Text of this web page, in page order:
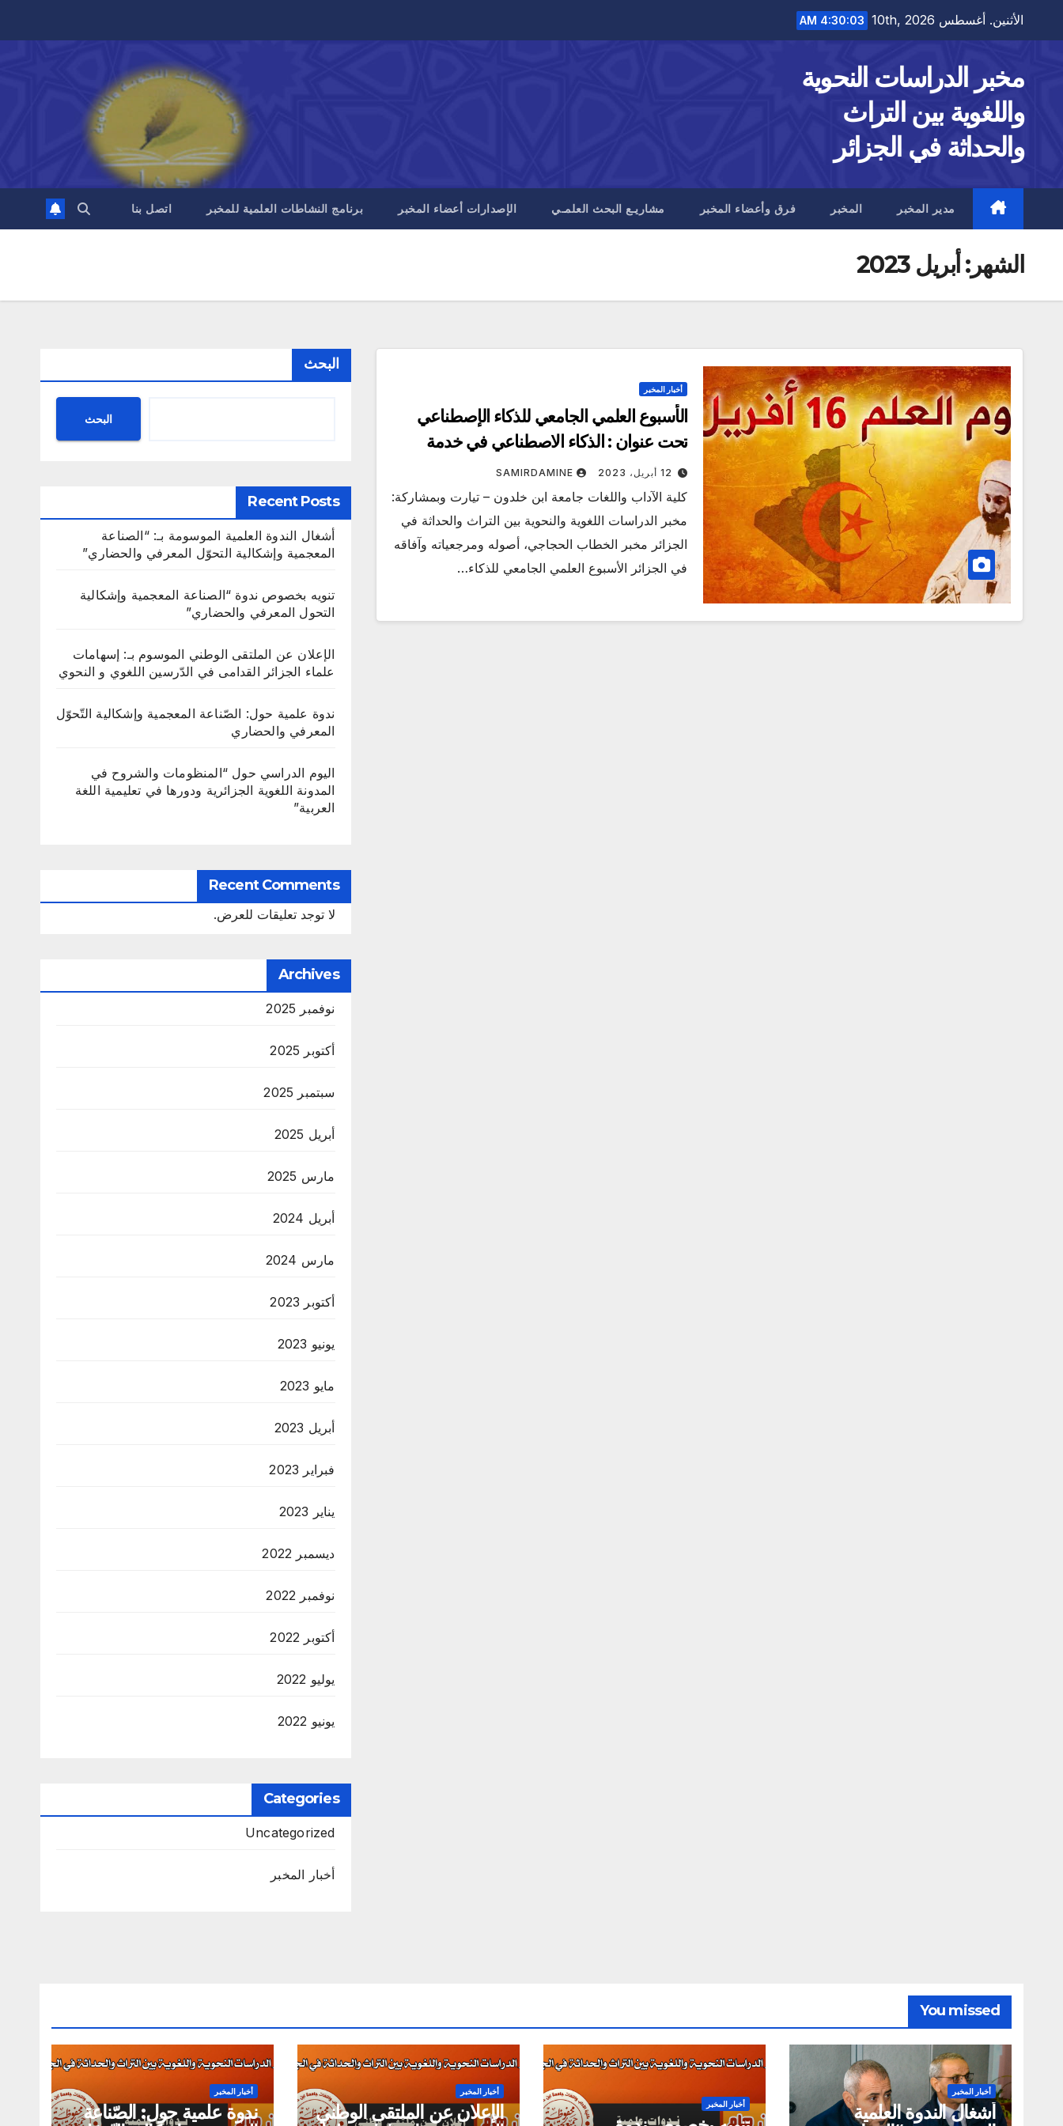
الأثنين. أغسطس 10th, 2026 4:30:04 AM
مخبر الدراسات النحوية
واللغوية بين التراث
والحداثة في الجزائر
مدير المخبر المخبر فرق وأعضاء المخبر مشاريـع البحث العلمـي الإصدارات أعضاء المخبر برنامج النشاطات العلمية للمخبر اتصل بنا
الشهر: أبريل 2023
أخبار المخبر
الأسبوع العلمي الجامعي للذكاء الإصطناعي
تحت عنوان : الذكاء الاصطناعي في خدمة
المجتمع
12 أبريل، 2023 SAMIRDAMINE
كلية الآداب واللغات جامعة ابن خلدون – تيارت وبمشاركة:
مخبر الدراسات اللغوية والنحوية بين التراث والحداثة في
الجزائر مخبر الخطاب الحجاجي، أصوله ومرجعياته وآفاقه
في الجزائر الأسبوع العلمي الجامعي للذكاء…
البحث
البحث
Recent Posts
أشغال الندوة العلمية الموسومة بـ: “الصناعة
المعجمية وإشكالية التحوّل المعرفي والحضاري”
تنويه بخصوص ندوة “الصناعة المعجمية وإشكالية
التحول المعرفي والحضاري”
الإعلان عن الملتقى الوطني الموسوم بـ: إسهامات
علماء الجزائر القدامى في الدّرسين اللغوي و النحوي
ندوة علمية حول: الصّناعة المعجمية وإشكالية التّحوّل
المعرفي والحضاري
اليوم الدراسي حول “المنظومات والشروح في
المدونة اللغوية الجزائرية ودورها في تعليمية اللغة
العربية”
Recent Comments
لا توجد تعليقات للعرض.
Archives
نوفمبر 2025
أكتوبر 2025
سبتمبر 2025
أبريل 2025
مارس 2025
أبريل 2024
مارس 2024
أكتوبر 2023
يونيو 2023
مايو 2023
أبريل 2023
فبراير 2023
يناير 2023
ديسمبر 2022
نوفمبر 2022
أكتوبر 2022
يوليو 2022
يونيو 2022
Categories
Uncategorized
أخبار المخبر
You missed
أخبار المخبر
أشغال الندوة العلمية
أخبار المخبر
أخبار المخبر
الإعلان عن الملتقى الوطني
أخبار المخبر
ندوة علمية حول: الصّناعة